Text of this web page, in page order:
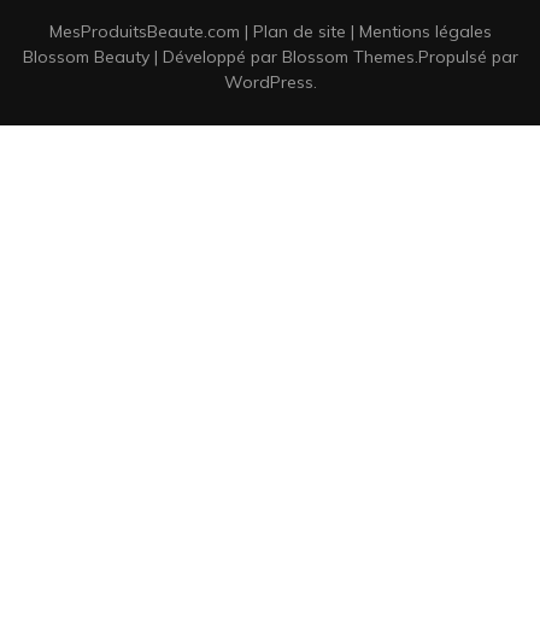
MesProduitsBeaute.com | Plan de site | Mentions légales
Blossom Beauty | Développé par Blossom Themes.Propulsé par
WordPress.